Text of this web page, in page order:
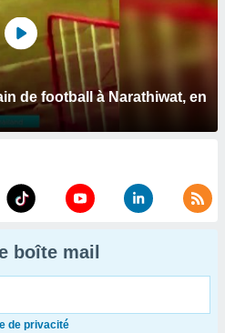
de football à Narathiwat, en
boîte mail
de privacité